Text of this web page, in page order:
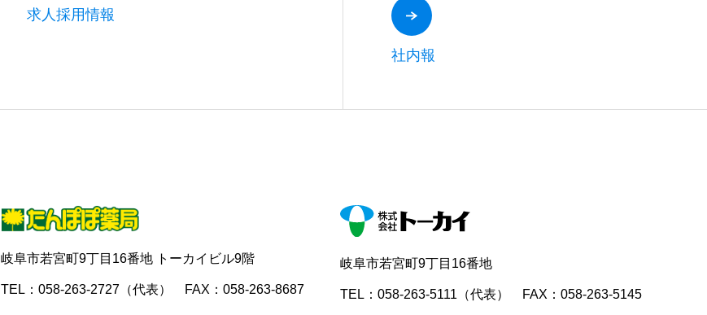
求人採用情報
社内報
岐阜市若宮町9丁目16番地 トーカイビル9階
TEL：058-263-2727（代表） FAX：058-263-8687
岐阜市若宮町9丁目16番地
TEL：058-263-5111（代表） FAX：058-263-5145